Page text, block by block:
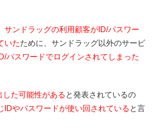
サンドラッグの利用顧客がID/パスワー
いたために、サンドラッグ以外のサービ
パスワードでログインされてしまった
た可能性がある と発表されているの
IDやパスワードが使い回されている と言